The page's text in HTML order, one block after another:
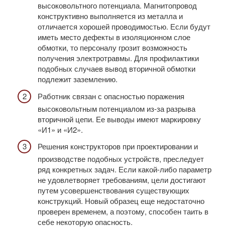
высоковольтного потенциала. Магнитопровод
конструктивно выполняется из металла и
отличается хорошей проводимостью. Если будут
иметь место дефекты в изоляционном слое
обмотки, то персоналу грозит возможность
получения электротравмы. Для профилактики
подобных случаев вывод вторичной обмотки
подлежит заземлению.
Работник связан с опасностью поражения
высоковольтным потенциалом из-за разрыва
вторичной цепи. Ее выводы имеют маркировку
«И1» и «И2».
Решения конструкторов при проектировании и
производстве подобных устройств, преследует
ряд конкретных задач. Если какой-либо параметр
не удовлетворяет требованиям, цели достигают
путем усовершенствования существующих
конструкций. Новый образец еще недостаточно
проверен временем, а поэтому, способен таить в
себе некоторую опасность.